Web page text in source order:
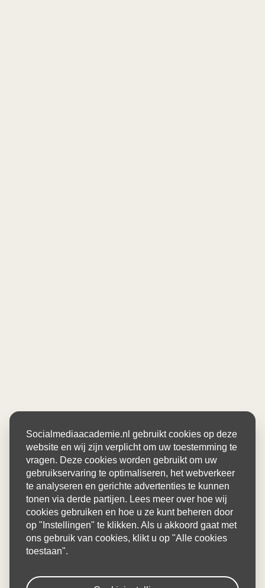
Socialmediaacademie.nl gebruikt cookies op deze
website en wij zijn verplicht om uw toestemming te
vragen. Deze cookies worden gebruikt om uw
gebruikservaring te optimaliseren, het webverkeer
te analyseren en gerichte advertenties te kunnen
tonen via derde partijen. Lees meer over hoe wij
cookies gebruiken en hoe u ze kunt beheren door
op "Instellingen" te klikken. Als u akkoord gaat met
ons gebruik van cookies, klikt u op "Alle cookies
toestaan".